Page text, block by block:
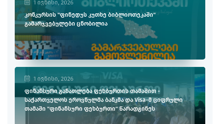
1 ივნისი, 2026
კონკურსის "ფინედუს კუთხე ბიბლიოთეკაში"
გამარჯვებულები ცნობილია
1 ივნისი, 2026
ფინანსური განათლება ფეხბურთის თამაშით -
საქართველოს ეროვნულმა ბანკმა და Visa-მ ციფრული
თამაში "ფინანსური ფეხბურთი" წარადგინეს